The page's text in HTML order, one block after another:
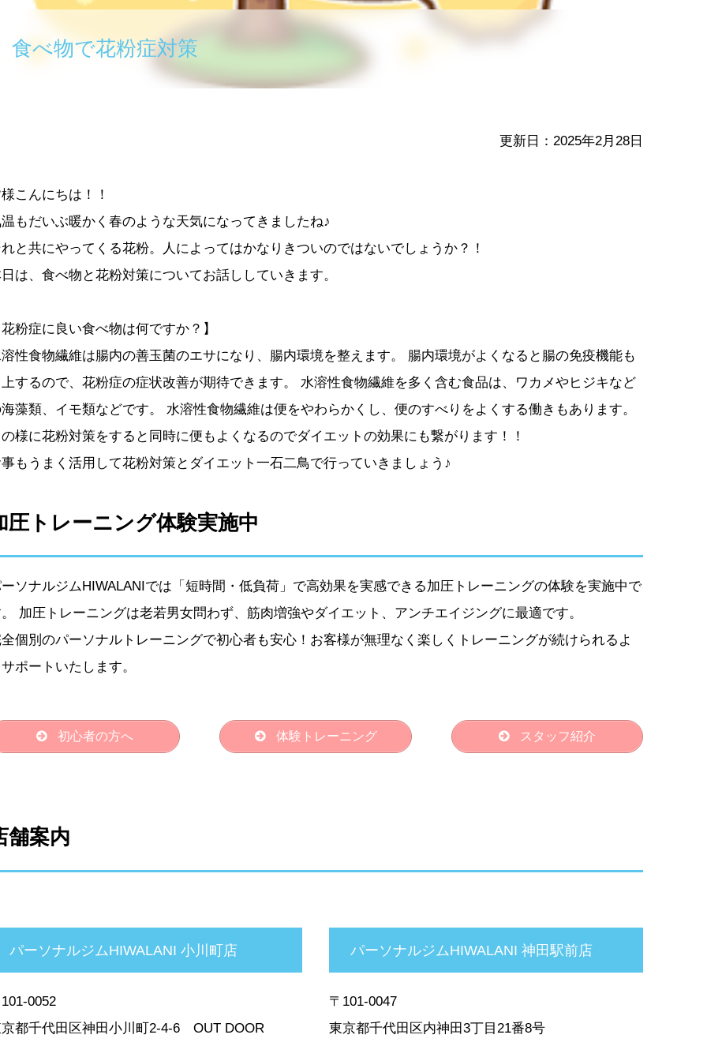
食べ物で花粉症対策
更新日：2025年2月28日
こんにちは！！
もだいぶ暖かく春のような天気になってきましたね♪
と共にやってくる花粉。人によってはかなりきついのではないでしょうか？！
は、食べ物と花粉対策についてお話ししていきます。
花粉症に良い食べ物は何ですか？】
性食物繊維は腸内の善玉菌のエサになり、腸内環境を整えます。 腸内環境がよくなると腸の免疫機能も
するので、花粉症の症状改善が期待できます。 水溶性食物繊維を多く含む食品は、ワカメやヒジキなど
藻類、イモ類などです。 水溶性食物繊維は便をやわらかくし、便のすべりをよくする働きもあります。
の様に花粉対策をすると同時に便もよくなるのでダイエットの効果にも繋がります！！
もうまく活用して花粉対策とダイエット一石二鳥で行っていきましょう♪
圧トレーニング体験実施中
ソナルジムHIWALANIでは「短時間・低負荷」で高効果を実感できる加圧トレーニングの体験を実施中で
加圧トレーニングは老若男女問わず、筋肉増強やダイエット、アンチエイジングに最適です。
個別のパーソナルトレーニングで初心者も安心！お客様が無理なく楽しくトレーニングが続けられるよ
サポートいたします。
初心者の方へ 体験トレーニング スタッフ紹介
舗案内
パーソナルジムHIWALANI 小川町店
0052
都千代田区神田小川町2-4-6 OUT DOOR
パーソナルジムHIWALANI 神田駅前店
〒101-0047
東京都千代田区内神田3丁目21番8号